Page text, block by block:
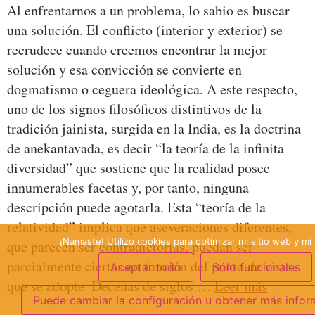
Al enfrentarnos a un problema, lo sabio es buscar
una solución. El conflicto (interior y exterior) se
recrudece cuando creemos encontrar la mejor
solución y esa convicción se convierte en
dogmatismo o ceguera ideológica. A este respecto,
uno de los signos filosóficos distintivos de la
tradición jainista, surgida en la India, es la doctrina
de anekantavada, es decir “la teoría de la infinita
diversidad” que sostiene que la realidad posee
innumerables facetas y, por tanto, ninguna
descripción puede agotarla. Esta “teoría de la
relatividad” implica que aseveraciones diferentes,
que parecen ser contradictorias, puedan ser
parcialmente ciertas en función del punto de vista
que se adopte. Decenas de siglos …Leer más
¡Namaste! Utilizo cookies para optimizar mi sitio web y mi
Aceptar todo Sólo funcionales
Puede cambiar la configuración u obtener más